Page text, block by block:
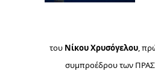
του Νίκου Χρυσόγελου ,
συμπροέδρου των